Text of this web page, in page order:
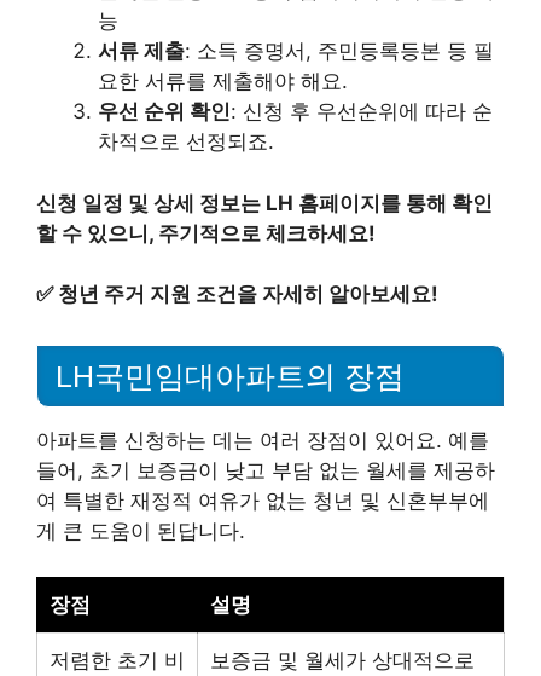
능
서류 제출: 소득 증명서, 주민등록등본 등 필
요한 서류를 제출해야 해요.
우선 순위 확인: 신청 후 우선순위에 따라 순
차적으로 선정되죠.
신청 일정 및 상세 정보는 LH 홈페이지를 통해 확인
할 수 있으니, 주기적으로 체크하세요!
✅ 청년 주거 지원 조건을 자세히 알아보세요!
LH국민임대아파트의 장점
아파트를 신청하는 데는 여러 장점이 있어요. 예를
들어, 초기 보증금이 낮고 부담 없는 월세를 제공하
여 특별한 재정적 여유가 없는 청년 및 신혼부부에
게 큰 도움이 된답니다.
장점 설명
저렴한 초기 비
보증금 및 월세가 상대적으로